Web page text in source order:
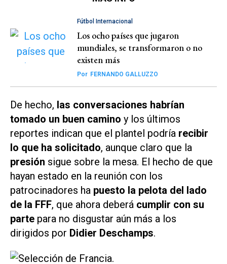
Fútbol Internacional
Los ocho países que jugaron
mundiales, se transformaron o no
existen más
Por FERNANDO GALLUZZO
De hecho, las conversaciones habrían
tomado un buen camino y los últimos
reportes indican que el plantel podría recibir
lo que ha solicitado, aunque claro que la
presión sigue sobre la mesa. El hecho de que
hayan estado en la reunión con los
patrocinadores ha puesto la pelota del lado
de la FFF, que ahora deberá cumplir con su
parte para no disgustar aún más a los
dirigidos por Didier Deschamps.